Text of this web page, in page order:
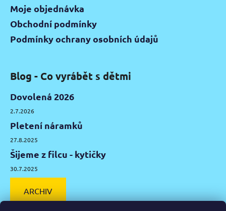
Moje objednávka
Obchodní podmínky
Podmínky ochrany osobních údajů
Blog - Co vyrábět s dětmi
Dovolená 2026
2.7.2026
Pletení náramků
27.8.2025
Šijeme z filcu - kytičky
30.7.2025
ARCHIV